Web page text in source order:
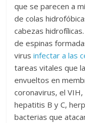
que se parecen a
de colas
cabezas
de espinas
virusinfectar a las
tareas vitales que
envueltos en
coronavirus, el
hepatitis B y C,
bacterias que